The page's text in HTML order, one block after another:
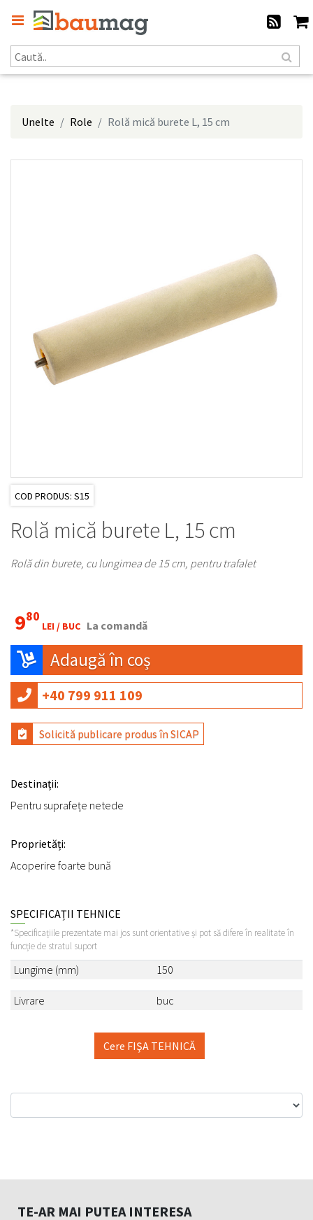
Unelte Role Rolă mică burete L, 15 cm
COD PRODUS: S15
Rolă mică burete L, 15 cm
Rolă din burete, cu lungimea de 15 cm, pentru trafalet
980
LEI / BUC La comandă
Adaugă în coș
+40 799 911 109
Solicită publicare produs în SICAP
Destinații:
Pentru suprafețe netede
Proprietăți:
Acoperire foarte bună
SPECIFICAȚII TEHNICE
*Specificațiile prezentate mai jos sunt orientative și pot să difere în realitate în
funcție de stratul suport
Lungime (mm) 150
Livrare buc
Cere FIŞA TEHNICĂ
TE-AR MAI PUTEA INTERESA